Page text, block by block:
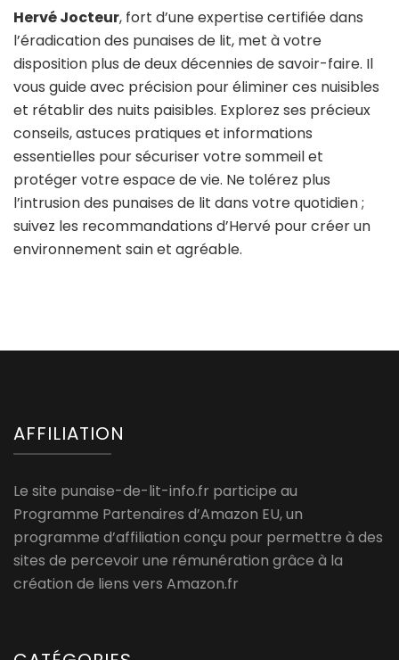
Hervé Jocteur, fort d’une expertise certifiée dans
l’éradication des punaises de lit, met à votre
disposition plus de deux décennies de savoir-faire. Il
vous guide avec précision pour éliminer ces nuisibles
et rétablir des nuits paisibles. Explorez ses précieux
conseils, astuces pratiques et informations
essentielles pour sécuriser votre sommeil et
protéger votre espace de vie. Ne tolérez plus
l’intrusion des punaises de lit dans votre quotidien ;
suivez les recommandations d’Hervé pour créer un
environnement sain et agréable.
AFFILIATION
Le site punaise-de-lit-info.fr participe au
Programme Partenaires d’Amazon EU, un
programme d’affiliation conçu pour permettre à des
sites de percevoir une rémunération grâce à la
création de liens vers Amazon.fr